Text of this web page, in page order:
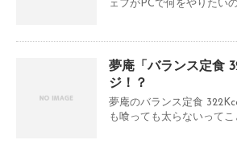
ェフがPCで何をやりたい
夢庵「バランス定食
ジ！？
夢庵のバランス定食
も喰っても太らないってこ